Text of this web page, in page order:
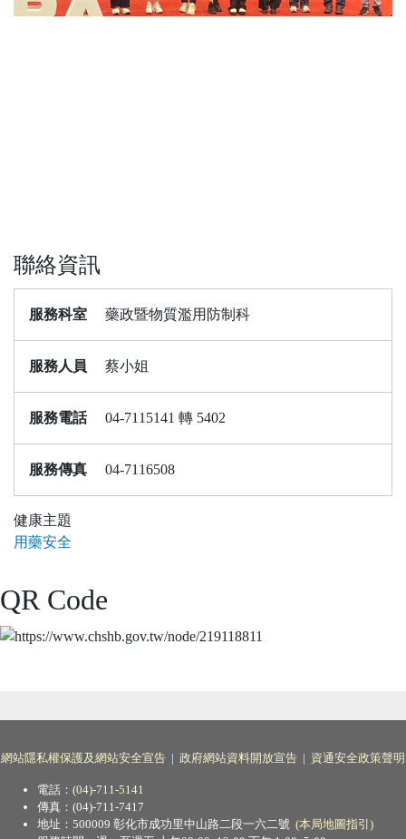
聯絡資訊
服務科室 藥政暨物質濫用防制科
服務人員 蔡小姐
服務電話 04-7115141 轉 5402
服務傳真 04-7116508
健康主題
用藥安全
QR Code
網站隱私權保護及網站安全宣告 | 政府網站資料開放宣告 | 資通安全政策聲明
電話： (04)-711-5141
傳真：(04)-711-7417
地址：500009 彰化市成功里中山路二段一六二號 (本局地圖指引)